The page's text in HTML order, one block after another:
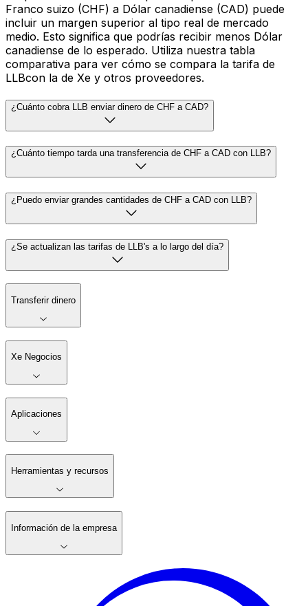
Franco suizo (CHF) a Dólar canadiense (CAD) puede
incluir un margen superior al tipo real de mercado
medio. Esto significa que podrías recibir menos Dólar
canadiense de lo esperado. Utiliza nuestra tabla
comparativa para ver cómo se compara la tarifa de
LLBcon la de Xe y otros proveedores.
¿Cuánto cobra LLB enviar dinero de CHF a CAD?
¿Cuánto tiempo tarda una transferencia de CHF a CAD con LLB?
¿Puedo enviar grandes cantidades de CHF a CAD con LLB?
¿Se actualizan las tarifas de LLB's a lo largo del día?
Transferir dinero
Xe Negocios
Aplicaciones
Herramientas y recursos
Información de la empresa